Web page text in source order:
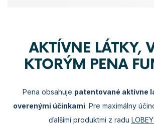
AKTÍVNE LÁTKY,
KTORÝM PENA
Pena obsahuje patentované aktívne
overenými účinkami. Pre maximálny
ďalšími produktmi z radu